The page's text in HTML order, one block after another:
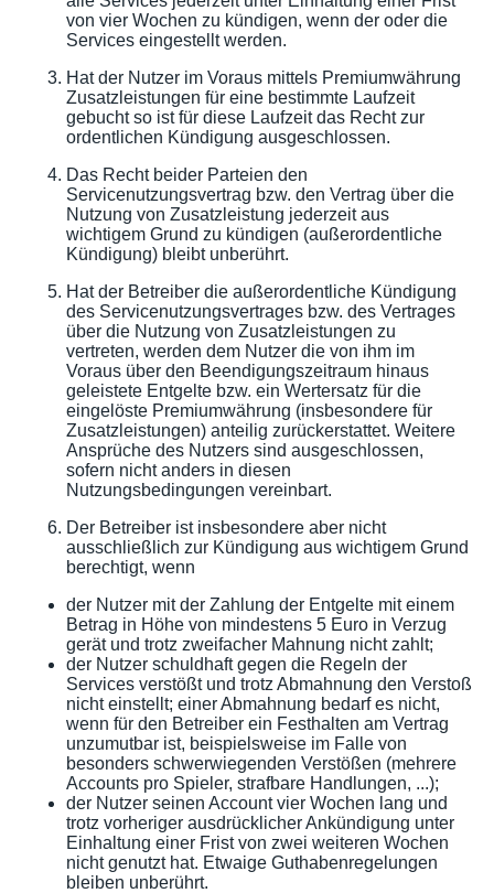
von vier Wochen zu kündigen, wenn der oder die
Services eingestellt werden.
Hat der Nutzer im Voraus mittels Premiumwährung
Zusatzleistungen für eine bestimmte Laufzeit
gebucht so ist für diese Laufzeit das Recht zur
ordentlichen Kündigung ausgeschlossen.
Das Recht beider Parteien den
Servicenutzungsvertrag bzw. den Vertrag über die
Nutzung von Zusatzleistung jederzeit aus
wichtigem Grund zu kündigen (außerordentliche
Kündigung) bleibt unberührt.
Hat der Betreiber die außerordentliche Kündigung
des Servicenutzungsvertrages bzw. des Vertrages
über die Nutzung von Zusatzleistungen zu
vertreten, werden dem Nutzer die von ihm im
Voraus über den Beendigungszeitraum hinaus
geleistete Entgelte bzw. ein Wertersatz für die
eingelöste Premiumwährung (insbesondere für
Zusatzleistungen) anteilig zurückerstattet. Weitere
Ansprüche des Nutzers sind ausgeschlossen,
sofern nicht anders in diesen
Nutzungsbedingungen vereinbart.
Der Betreiber ist insbesondere aber nicht
ausschließlich zur Kündigung aus wichtigem Grund
berechtigt, wenn
der Nutzer mit der Zahlung der Entgelte mit einem
Betrag in Höhe von mindestens 5 Euro in Verzug
gerät und trotz zweifacher Mahnung nicht zahlt;
der Nutzer schuldhaft gegen die Regeln der
Services verstößt und trotz Abmahnung den Verstoß
nicht einstellt; einer Abmahnung bedarf es nicht,
wenn für den Betreiber ein Festhalten am Vertrag
unzumutbar ist, beispielsweise im Falle von
besonders schwerwiegenden Verstößen (mehrere
Accounts pro Spieler, strafbare Handlungen, ...);
der Nutzer seinen Account vier Wochen lang und
trotz vorheriger ausdrücklicher Ankündigung unter
Einhaltung einer Frist von zwei weiteren Wochen
nicht genutzt hat. Etwaige Guthabenregelungen
bleiben unberührt.